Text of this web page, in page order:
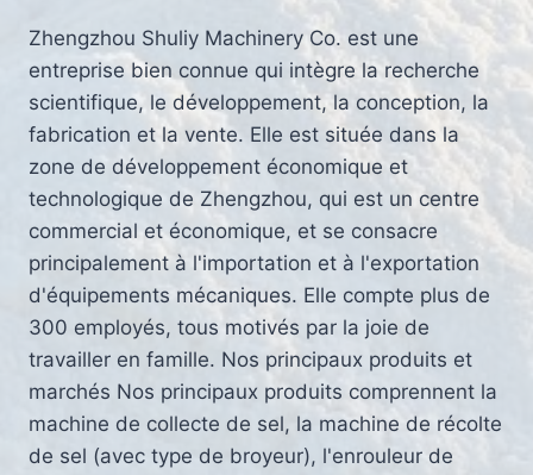
Zhengzhou Shuliy Machinery Co. est une
entreprise bien connue qui intègre la recherche
scientifique, le développement, la conception, la
fabrication et la vente. Elle est située dans la
zone de développement économique et
technologique de Zhengzhou, qui est un centre
commercial et économique, et se consacre
principalement à l'importation et à l'exportation
d'équipements mécaniques. Elle compte plus de
300 employés, tous motivés par la joie de
travailler en famille. Nos principaux produits et
marchés Nos principaux produits comprennent la
machine de collecte de sel, la machine de récolte
de sel (avec type de broyeur), l'enrouleur de